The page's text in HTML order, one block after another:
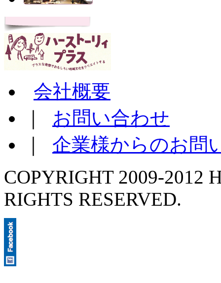
会社概要
お問い合わせ
企業様からのお問
COPYRIGHT 2009-2012
RIGHTS RESERVED.